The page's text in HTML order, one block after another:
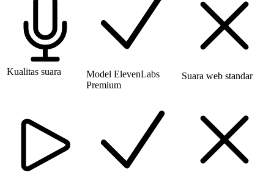
Kualitas suara
Model ElevenLabs
Premium
Suara web standar